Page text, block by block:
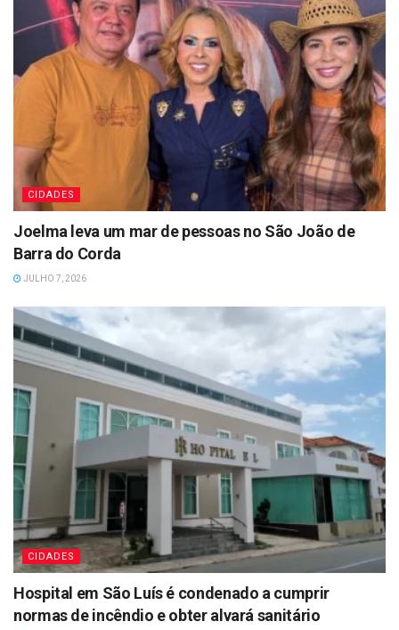
CIDADES
Joelma leva um mar de pessoas no São João de
Barra do Corda
JULHO 7, 2026
CIDADES
Hospital em São Luís é condenado a cumprir
normas de incêndio e obter alvará sanitário